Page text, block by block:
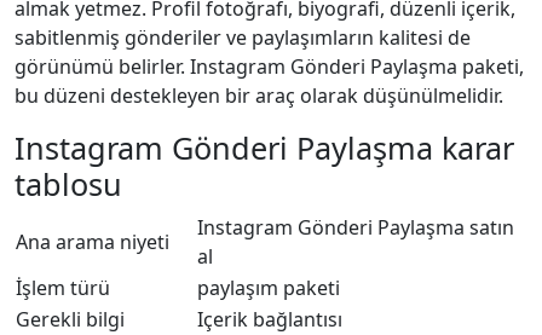
almak yetmez. Profil fotoğrafı, biyografi, düzenli içerik,
sabitlenmiş gönderiler ve paylaşımların kalitesi de
görünümü belirler. Instagram Gönderi Paylaşma paketi,
bu düzeni destekleyen bir araç olarak düşünülmelidir.
Instagram Gönderi Paylaşma karar
tablosu
Ana arama niyeti
Instagram Gönderi Paylaşma satın
al
İşlem türü
paylaşım paketi
Gerekli bilgi
Içerik bağlantısı